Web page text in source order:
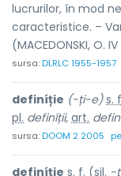
lucrurilor, în mod
caracteristice. –
(MACEDONSKI, O.
sursa:DLRLC 1955-1957
definíție (-ți-e) s.
pl. definíții, art.
sursa:DOOM 2 2005
definíție s. f. (sil. -